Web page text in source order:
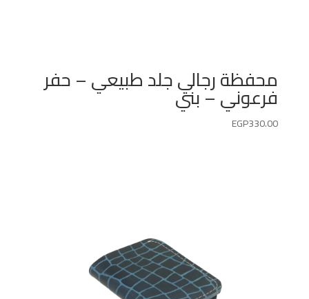
محفظة رجالي جلد طبيعي – حفر
فرعوني – بني
EGP330.00